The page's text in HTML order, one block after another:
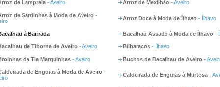
de Lampreia - Aveiro Arroz de Mexilhão - Aveiro
de Sardinhas à Moda de Aveiro -
Arroz Doce à Moda de Ílhavo - Ílhavo
à Bairrada Bacalhau Assado à Moda de Ílhavo -
de Tiborna de Aveiro - Aveiro Bilharacos - Ílhavo
da Tia Marquinhas - Aveiro Buchos de Bacalhau de Aveiro -
de Enguias à Moda de Aveiro -
Caldeirada de Enguias à Murtosa -